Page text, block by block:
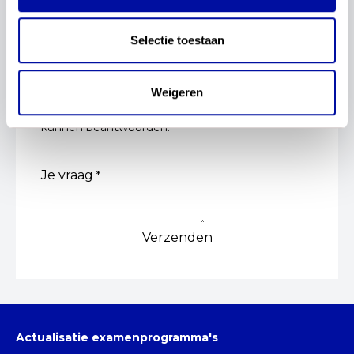
Selectie toestaan
Weigeren
antwoord op je vraag niet hebt kunnen vinden.
Vul hier jouw e-mailadres in, zodat we jouw vraag
kunnen beantwoorden.
‎Je vraag *
Verzenden
Actualisatie examenprogramma's